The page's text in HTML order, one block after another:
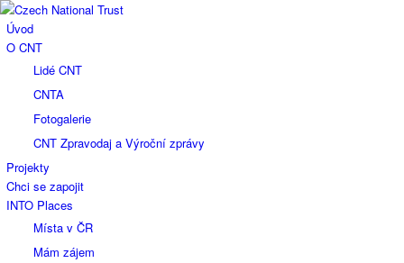
Úvod
O CNT
Lidé CNT
CNTA
Fotogalerie
CNT Zpravodaj a Výroční zprávy
Projekty
Chci se zapojit
INTO Places
Místa v ČR
Mám zájem